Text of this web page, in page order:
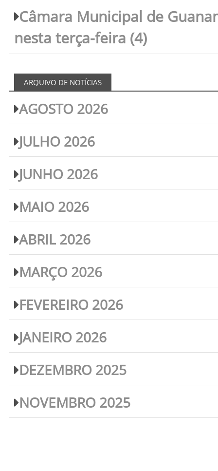
Câmara Municipal de
nesta terça-feira (4)
ARQUIVO DE NOTÍCIAS
AGOSTO 2026
JULHO 2026
JUNHO 2026
MAIO 2026
ABRIL 2026
MARÇO 2026
FEVEREIRO 2026
JANEIRO 2026
DEZEMBRO 2025
NOVEMBRO 2025